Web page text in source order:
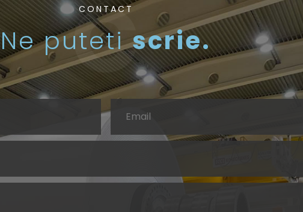
CONTACT
Ne putetiscrie.